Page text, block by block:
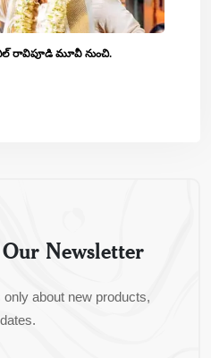
రావిపూడి మూవీ నుంచి.
Newsletter
about new products,